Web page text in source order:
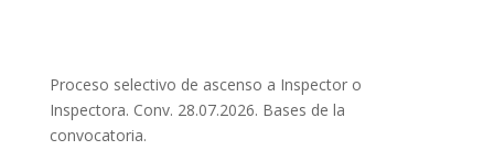
Proceso selectivo de ascenso a Inspector o
Inspectora. Conv. 28.07.2026. Bases de la
convocatoria.